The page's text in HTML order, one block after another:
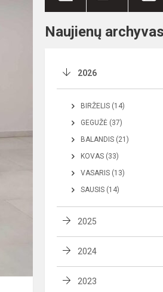
Naujienų archyvas
2026
BIRŽELIS (14)
GEGUŽĖ (37)
BALANDIS (21)
KOVAS (33)
VASARIS (13)
SAUSIS (14)
2025
2024
2023